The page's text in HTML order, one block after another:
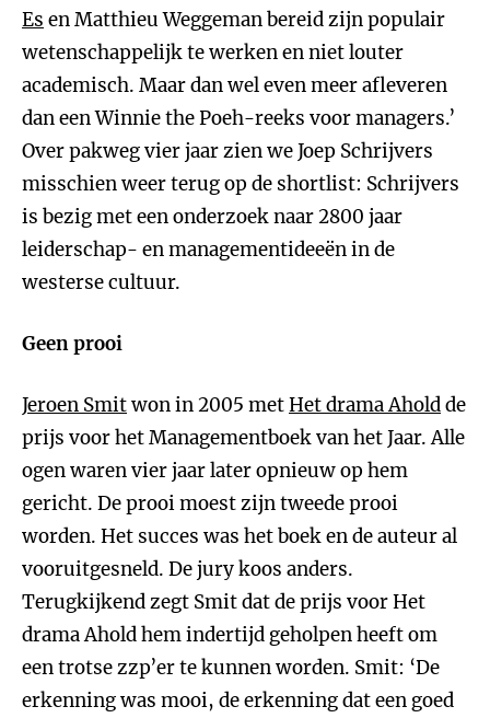
Es en Matthieu Weggeman bereid zijn populair
wetenschappelijk te werken en niet louter
academisch. Maar dan wel even meer afleveren
dan een Winnie the Poeh-reeks voor managers.’
Over pakweg vier jaar zien we Joep Schrijvers
misschien weer terug op de shortlist: Schrijvers
is bezig met een onderzoek naar 2800 jaar
leiderschap- en managementideeën in de
westerse cultuur.
Geen prooi
Jeroen Smitwon in 2005 metHet drama Aholdde
prijs voor het Managementboek van het Jaar. Alle
ogen waren vier jaar later opnieuw op hem
gericht. De prooi moest zijn tweede prooi
worden. Het succes was het boek en de auteur al
vooruitgesneld. De jury koos anders.
Terugkijkend zegt Smit dat de prijs voor Het
drama Ahold hem indertijd geholpen heeft om
een trotse zzp’er te kunnen worden. Smit: ‘De
erkenning was mooi, de erkenning dat een goed